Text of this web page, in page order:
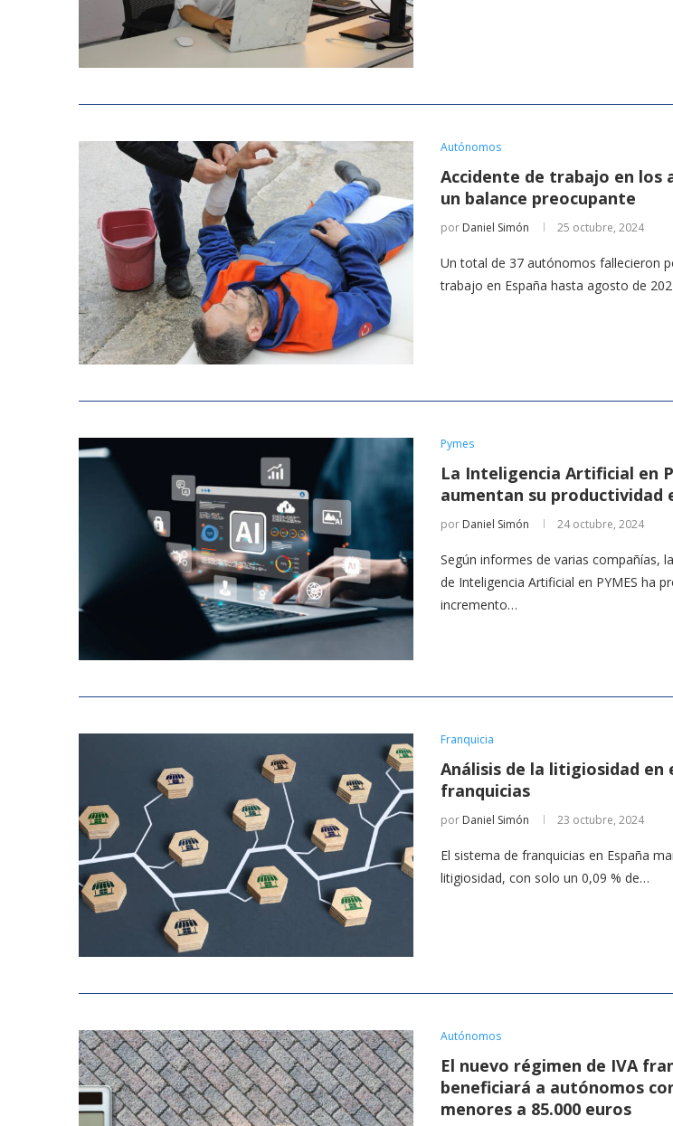
Autónomos
Accidente de trabajo en los
un balance preocupante
por Daniel Simón 25 octubre, 2024
Un total de 37 autónomos fallecieron
trabajo en España hasta agosto de
Pymes
La Inteligencia Artificial en
aumentan su productividad
por Daniel Simón 24 octubre, 2024
Según informes de varias compañías,
de Inteligencia Artificial en PYMES ha
incremento…
Franquicia
Análisis de la litigiosidad en
franquicias
por Daniel Simón 23 octubre, 2024
El sistema de franquicias en España
litigiosidad, con solo un 0,09 % de…
Autónomos
El nuevo régimen de IVA
beneficiará a autónomos
menores a 85.000 euros